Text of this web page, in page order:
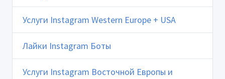
Услуги Instagram Western Europe + USA
Лайки Instagram Боты
Услуги Instagram Восточной Европы и